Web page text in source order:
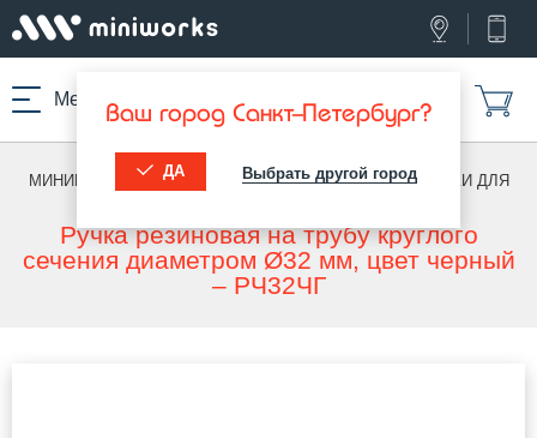
Меню Ваш город Санкт-Петербург?
ДА Выбрать другой город
МИНИВОРКС ПРО / КОМПЛЕКТУЮЩИЕ ДЛЯ МАФ /
РУЧКИ ДЛЯ
Ручка резиновая на трубу круглого
сечения диаметром Ø32 мм, цвет черный
– РЧ32ЧГ